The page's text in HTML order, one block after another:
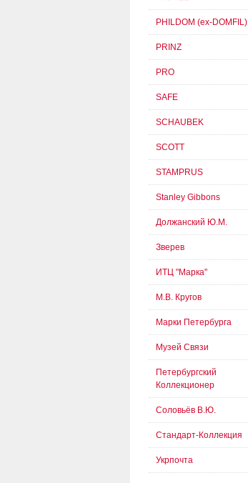
PHILDOM (ex-DOMFIL)
PRINZ
PRO
SAFE
SCHAUBEK
SCOTT
STAMPRUS
Stanley Gibbons
Должанский Ю.М.
Зверев
ИТЦ "Марка"
М.В. Кругов
Марки Петербурга
Музей Связи
Петербургский
Коллекционер
Соловьёв В.Ю.
Стандарт-Коллекция
Укрпочта